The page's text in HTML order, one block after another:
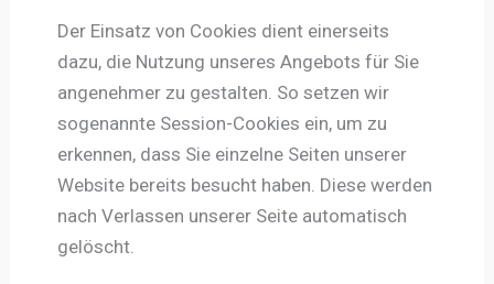
Der Einsatz von Cookies dient einerseits
dazu, die Nutzung unseres Angebots für Sie
angenehmer zu gestalten. So setzen wir
sogenannte Session-Cookies ein, um zu
erkennen, dass Sie einzelne Seiten unserer
Website bereits besucht haben. Diese werden
nach Verlassen unserer Seite automatisch
gelöscht.